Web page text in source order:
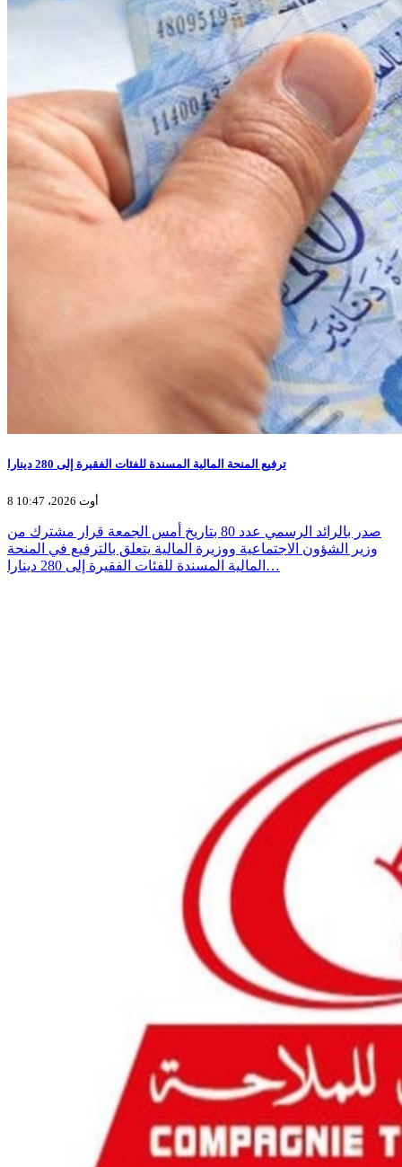
ترفيع المنحة المالية المسندة للفئات الفقيرة إلى 280 دينارا
8 أوت 2026، 10:47
صدر بالرائد الرسمي عدد 80 بتاريخ أمس الجمعة قرار مشترك من
وزير الشؤون الاجتماعية ووزيرة المالية يتعلق بالترفيع في المنحة
المالية المسندة للفئات الفقيرة إلى 280 دينارا…